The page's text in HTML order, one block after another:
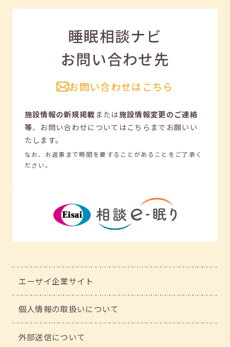
睡眠相談ナビ
お問い合わせ先
お問い合わせはこちら
施設情報の新規掲載または施設情報変更のご連絡
等、 お問い合わせについてはこちらまでお願いい
たします。
なお、お返事まで時間を要することがあることをご了承く
ださい。
エーザイ企業サイト
個人情報の取扱いについて
外部送信について